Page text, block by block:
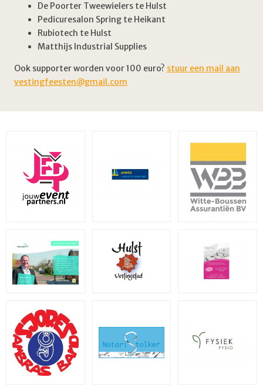
De Poorter Tweewielers te Hulst
Pedicuresalon Spring te Heikant
Rubiotech te Hulst
Matthijs Industrial Supplies
Ook supporter worden voor 100 euro? stuur een mail aan
vestingfeesten@gmail.com